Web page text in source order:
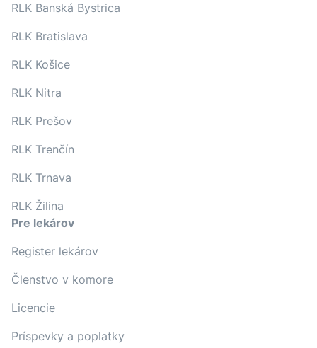
RLK Banská Bystrica
RLK Bratislava
RLK Košice
RLK Nitra
RLK Prešov
RLK Trenčín
RLK Trnava
RLK Žilina
Pre lekárov
Register lekárov
Členstvo v komore
Licencie
Príspevky a poplatky